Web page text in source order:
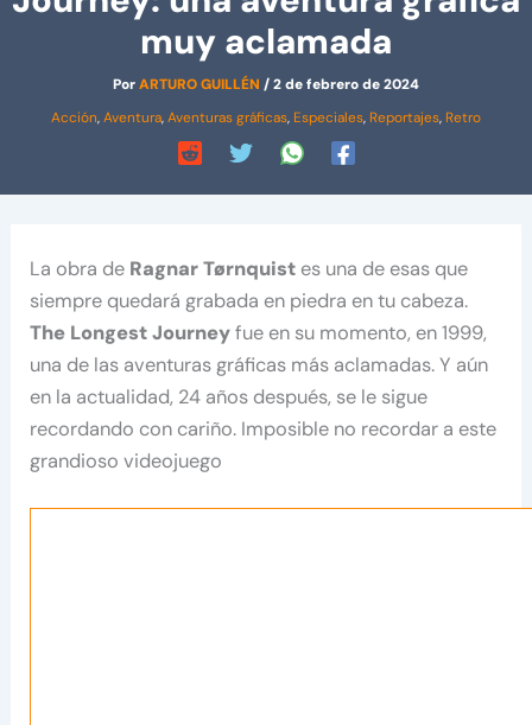
muy aclamada
PorARTURO GUILLÉN /2 de febrero de 2024
Acción,Aventura,Aventuras gráficas, Especiales, Reportajes, Retro
La obra de Ragnar Tørnquist es una de esas que
siempre quedará grabada en piedra en tu cabeza.
The Longest Journeyfue en su momento, en 1999,
una de las aventuras gráficas más aclamadas. Y aún
en la actualidad, 24 años después, se le sigue
recordando con cariño. Imposible no recordar a este
grandioso videojuego